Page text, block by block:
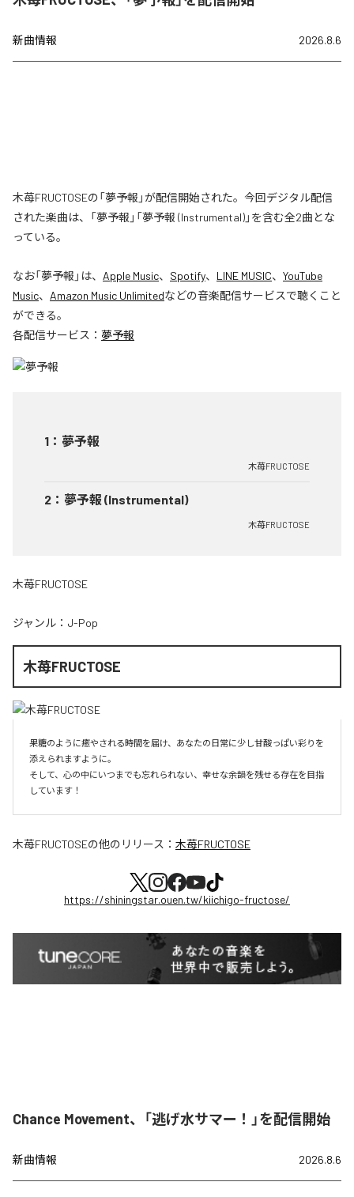
新曲情報 2026.8.6
木苺FRUCTOSEの「夢予報」が配信開始された。今回デジタル配信
された楽曲は、「夢予報」「夢予報 (Instrumental)」を含む全2曲とな
っている。
なお「夢予報 」は、 Apple Music、 Spotify、 LINE MUSIC、 YouTube
Music、 Amazon Music Unlimitedなどの音楽配信サービスで聴くこと
ができる。
各配信サービス： 夢予報
1 ： 夢予報
木苺FRUCTOSE
2 ： 夢予報 (Instrumental)
木苺FRUCTOSE
木苺FRUCTOSE
ジャンル： J-Pop
木苺FRUCTOSE
果糖のように癒やされる時間を届け、あなたの日常に少し甘酸っぱい彩りを
添えられますように。
そして、心の中にいつまでも忘れられない、幸せな余韻を残せる存在を目指
しています！
木苺FRUCTOSEの他のリリース： 木苺FRUCTOSE
https://shiningstar.ouen.tw/kiichigo-fructose/
Chance Movement、「逃げ水サマー！」を配信開始
新曲情報 2026.8.6